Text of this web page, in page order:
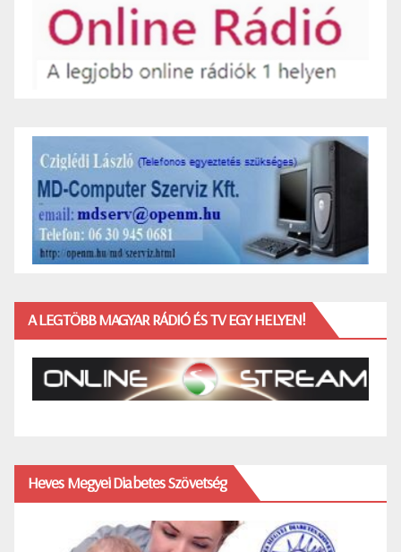
A LEGTÖBB MAGYAR RÁDIÓ ÉS TV EGY HELYEN!
Heves Megyei Diabetes Szövetség